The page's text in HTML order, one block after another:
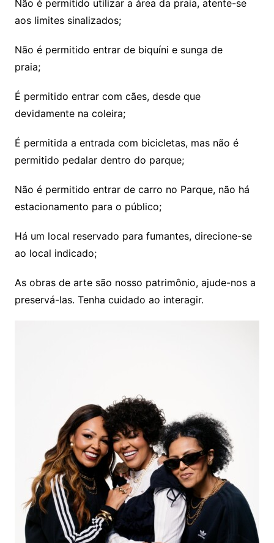
Não é permitido utilizar a área da praia, atente-se
aos limites sinalizados;
Não é permitido entrar de biquíni e sunga de
praia;
É permitido entrar com cães, desde que
devidamente na coleira;
É permitida a entrada com bicicletas, mas não é
permitido pedalar dentro do parque;
Não é permitido entrar de carro no Parque, não há
estacionamento para o público;
Há um local reservado para fumantes, direcione-se
ao local indicado;
As obras de arte são nosso patrimônio, ajude-nos a
preservá-las. Tenha cuidado ao interagir.